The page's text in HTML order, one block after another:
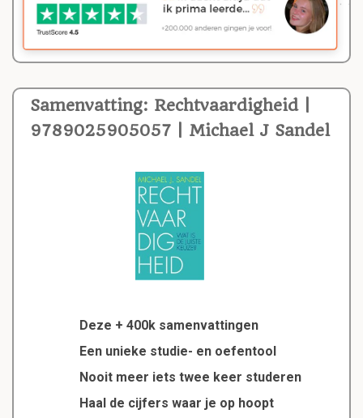
Samenvatting: Rechtvaardigheid |
9789025905057 | Michael J Sandel
Deze + 400k samenvattingen
Een unieke studie- en oefentool
Nooit meer iets twee keer studeren
Haal de cijfers waar je op hoopt